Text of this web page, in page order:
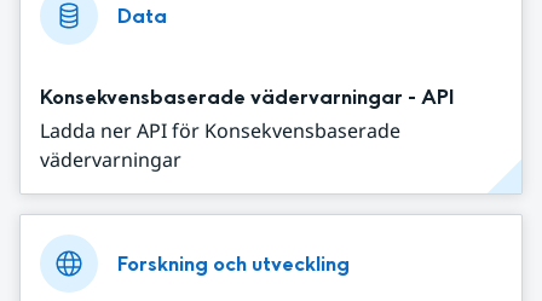
Data
Konsekvensbaserade vädervarningar - API
Ladda ner API för Konsekvensbaserade
vädervarningar
Forskning och utveckling